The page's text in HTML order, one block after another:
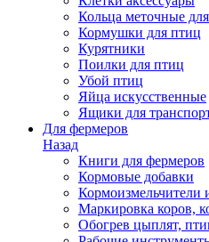
Кольца меточные
Кормушки для птиц
Курятники
Поилки для птиц
Убой птиц
Яйца искусственные
Ящики для
Для фермеров
Назад
Книги для фермеров
Кормовые добавки
Кормоизмельчители
Маркировка коров,
Обогрев цыплят,